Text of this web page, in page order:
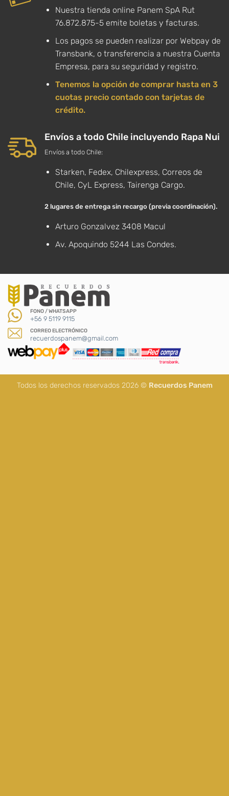
Nuestra tienda online Panem SpA Rut
76.872.875-5 emite boletas y facturas.
Los pagos se pueden realizar por Webpay de
Transbank, o transferencia a nuestra Cuenta
Empresa, para su seguridad y registro.
Tenemos la opción de comprar hasta en 3
cuotas precio contado con tarjetas de
crédito.
Envíos a todo Chile incluyendo Rapa Nui
Envíos a todo Chile:
Starken, Fedex, Chilexpress, Correos de
Chile, CyL Express, Tairenga Cargo.
2 lugares de entrega sin recargo (previa coordinación).
Arturo Gonzalvez 3408 Macul
Av. Apoquindo 5244 Las Condes.
FONO / WHATSAPP
+56 9 5119 9115
CORREO ELECTRÓNICO
recuerdospanem@gmail.com
Todos los derechos reservados 2026 © Recuerdos Panem